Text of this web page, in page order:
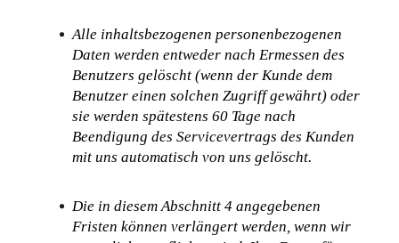
Alle inhaltsbezogenen personenbezogenen
Daten werden entweder nach Ermessen des
Benutzers gelöscht (wenn der Kunde dem
Benutzer einen solchen Zugriff gewährt) oder
sie werden spätestens 60 Tage nach
Beendigung des Servicevertrags des Kunden
mit uns automatisch von uns gelöscht.
Die in diesem Abschnitt 4 angegebenen
Fristen können verlängert werden, wenn wir